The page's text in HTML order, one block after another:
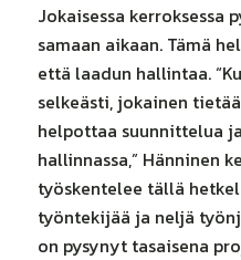
Jokaisessa kerroksessa
samaan aikaan. Tämä
että laadun hallintaa.
selkeästi, jokainen
helpottaa suunnittelua
hallinnassa,” Hänninen
työskentelee tällä
työntekijää ja neljä
on pysynyt tasaisena